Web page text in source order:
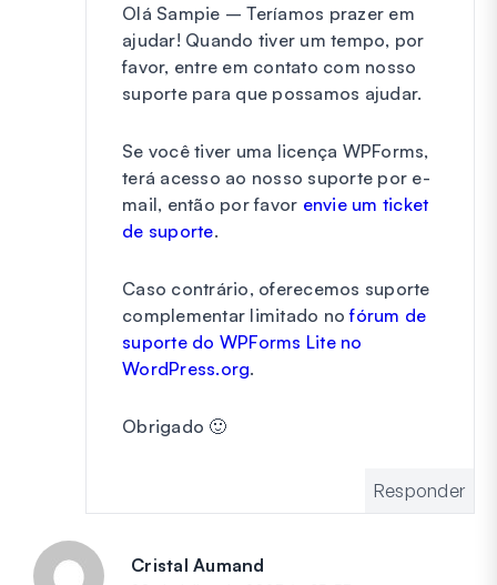
Olá Sampie – Teríamos prazer em
ajudar! Quando tiver um tempo, por
favor, entre em contato com nosso
suporte para que possamos ajudar.
Se você tiver uma licença WPForms,
terá acesso ao nosso suporte por e-
mail, então por favor envie um ticket
de suporte.
Caso contrário, oferecemos suporte
complementar limitado nofórum de
suporte do WPForms Lite no
WordPress.org.
Obrigado 🙂
Responder
Cristal Aumand